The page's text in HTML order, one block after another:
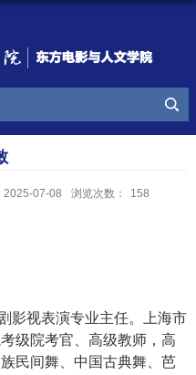
2025-07-08 浏览次数： 158
影视表演专业主任。上海市
级院考官、高级教师，高
民间舞、中国古典舞、芭